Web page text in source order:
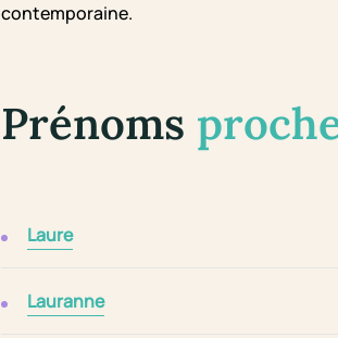
contemporaine.
Prénoms
Laure
Lauranne